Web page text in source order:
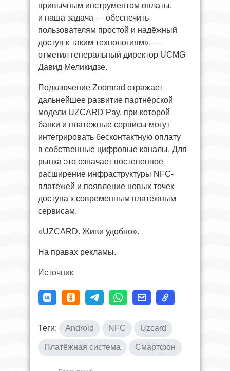
привычным инструментом оплаты,
и наша задача — обеспечить
пользователям простой и надёжный
доступ к таким технологиям», —
отметил генеральный директор UCMG
Давид Меликидзе.
Подключение Zoomrad отражает
дальнейшее развитие партнёрской
модели UZCARD Pay, при которой
банки и платёжные сервисы могут
интегрировать бесконтактную оплату
в собственные цифровые каналы. Для
рынка это означает постепенное
расширение инфраструктуры NFC-
платежей и появление новых точек
доступа к современным платёжным
сервисам.
«UZCARD. Живи удобно».
На правах рекламы.
Источник
Теги: Android NFC Uzcard
Платёжная система Смартфон